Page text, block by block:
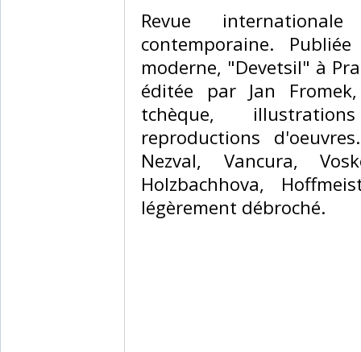
‎Revue
contemporaine.
moderne, "Devetsil" à
éditée par Jan
tchèque,
reproductions
Nezval, Vancura,
Holzbachhova,
légèrement débroché. ‎